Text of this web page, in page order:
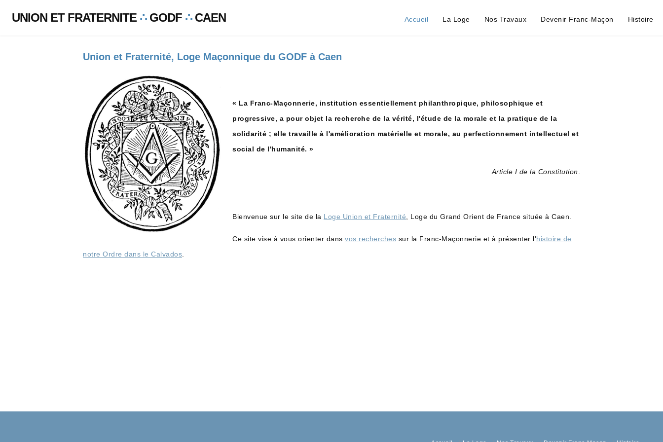
UNION ET FRATERNITE ∴GODF ∴CAEN Accueil La Loge Nos Travaux Devenir Franc-Maçon Histoire
Union et Fraternité, Loge Maçonnique du GODF à Caen
« La Franc-Maçonnerie, institution essentiellement philanthropique, philosophique et
progressive, a pour objet la recherche de la vérité, l'étude de la morale et la pratique de la
solidarité ; elle travaille à l'amélioration matérielle et morale, au perfectionnement intellectuel et
social de l'humanité. »
Article I de la Constitution
Bienvenue sur le site de la Loge Union et Fraternité , Loge du Grand Orient de France située à Caen.
Ce site vise à vous orienter dans vos recherches sur la Franc-Maçonnerie et à présenter l'histoire de
notre Ordre dans le Calvados